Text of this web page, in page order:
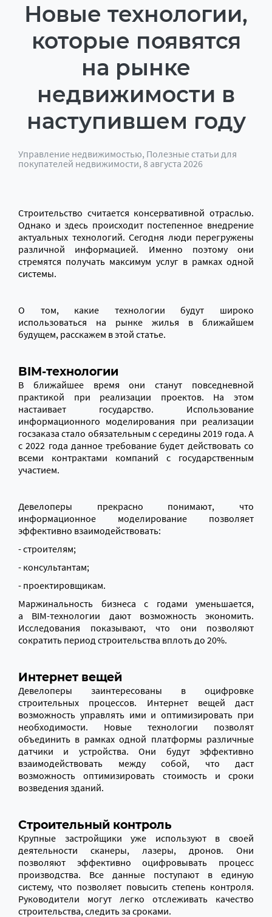
Новые технологии,
которые появятся
на рынке
недвижимости в
наступившем году
Управление недвижимостью, Полезные статьи для
покупателей недвижимости, 8 августа 2026
Строительство считается консервативной отраслью.
Однако и здесь происходит постепенное внедрение
актуальных технологий. Сегодня люди перегружены
различной информацией. Именно поэтому они
стремятся получать максимум услуг в рамках одной
системы.
О том, какие технологии будут широко
использоваться на рынке жилья в ближайшем
будущем, расскажем в этой статье.
BIM-технологии
В ближайшее время они станут повседневной
практикой при реализации проектов. На этом
настаивает государство. Использование
информационного моделирования при реализации
госзаказа стало обязательным с середины 2019 года.А
с 2022 года данное требование будет действовать со
всеми контрактами компаний с государственным
участием.
Девелоперы прекрасно понимают, что
информационное моделирование позволяет
эффективно взаимодействовать:
- строителям;
- консультантам;
- проектировщикам.
Маржинальность бизнеса с годами уменьшается,
а BIM-технологии дают возможность экономить.
Исследования показывают, что они позволяют
сократить период строительства вплоть до 20%.
Интернет вещей
Девелоперы заинтересованы в оцифровке
строительных процессов. Интернет вещей даст
возможность управлять ими и оптимизировать при
необходимости. Новые технологии позволят
объединить в рамках одной платформы различные
датчики и устройства. Они будут эффективно
взаимодействовать между собой, что даст
возможность оптимизировать стоимость и сроки
возведения зданий.
Строительный контроль
Крупные застройщики уже используют в своей
деятельности сканеры, лазеры, дронов. Они
позволяют эффективно оцифровывать процесс
производства. Все данные поступают в единую
систему, что позволяет повысить степень контроля.
Руководители могут легко отслеживать качество
строительства, следить за сроками.